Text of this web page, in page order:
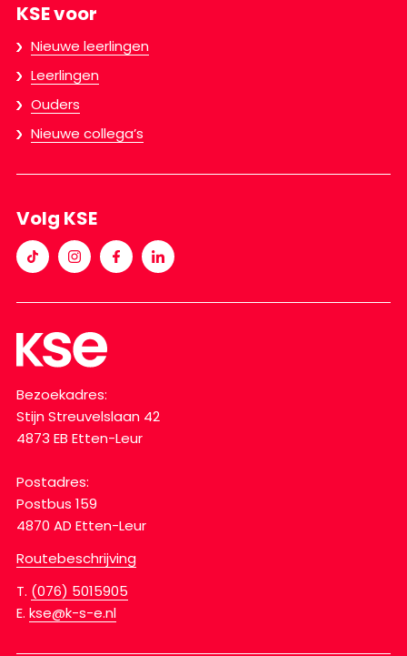
KSE voor
Nieuwe leerlingen
Leerlingen
Ouders
Nieuwe collega’s
Volg KSE
Bezoekadres:
Stijn Streuvelslaan 42
4873 EB Etten-Leur
Postadres:
Postbus 159
4870 AD Etten-Leur
Routebeschrijving
T. (076) 5015905
E. kse@k-s-e.nl